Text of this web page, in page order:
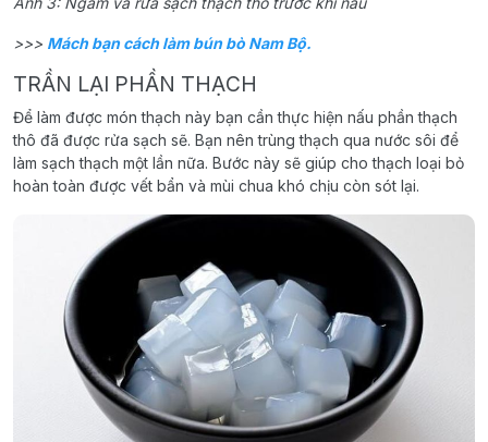
>>> Mách bạn cách làm bún bò Nam Bộ.
TRẦN LẠI PHẦN THẠCH
Để làm được món thạch này bạn cần thực hiện nấu phần thạch
thô đã được rửa sạch sẽ. Bạn nên trùng thạch qua nước sôi để
làm sạch thạch một lần nữa. Bước này sẽ giúp cho thạch loại bỏ
hoàn toàn được vết bẩn và mùi chua khó chịu còn sót lại.